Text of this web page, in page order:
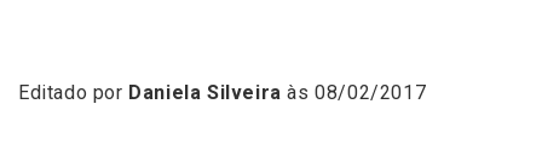
Editado por Daniela Silveira às 08/02/2017